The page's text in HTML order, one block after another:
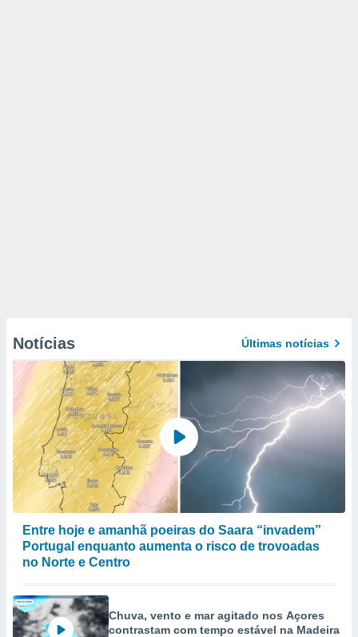
Notícias Últimas notícias
Entre hoje e amanhã poeiras do Saara “invadem”
Portugal enquanto aumenta o risco de trovoadas
no Norte e Centro
Chuva, vento e mar agitado nos Açores
contrastam com tempo estável na Madeira